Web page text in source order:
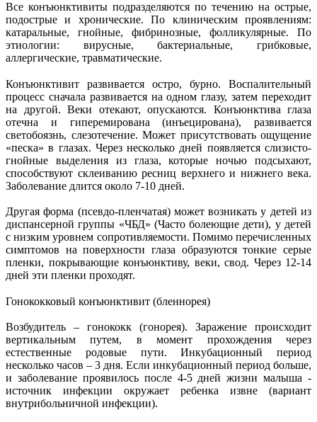
Все конъюнктивиты подразделяются по течению на острые,
подострые и хронические. По клиническим проявлениям:
катаральные, гнойные, фибринозные, фолликулярные. По
этиологии: вирусные, бактериальные, грибковые,
аллергические, травматические.
Конъюнктивит развивается остро, бурно. Воспалительный
процесс сначала развивается на одном глазу, затем переходит
на другой. Веки отекают, опускаются. Конъюнктива глаза
отечна и гиперемирована (инъецирована), развивается
светобоязнь, слезотечение. Может присутствовать ощущение
«песка» в глазах. Через несколько дней появляется слизисто-
гнойные выделения из глаза, которые ночью подсыхают,
способствуют склеиванию ресниц верхнего и нижнего века.
Заболевание длится около 7-10 дней.
Другая форма (псевдо-пленчатая) может возникать у детей из
диспансерной группы «ЧБД» (Часто болеющие дети), у детей
с низким уровнем сопротивляемости. Помимо перечисленных
симптомов на поверхности глаза образуются тонкие серые
пленки, покрывающие конъюнктиву, веки, свод. Через 12-14
дней эти пленки проходят.
Гонококковый конъюнктивит (бленнорея)
Возбудитель – гонококк (гонорея). Заражение происходит
вертикальным путем, в момент прохождения через
естественные родовые пути. Инкубационный период
несколько часов – 3 дня. Если инкубационный период больше,
и заболевание проявилось после 4-5 дней жизни малыша -
источник инфекции окружает ребенка извне (вариант
внутрибольничной инфекции).